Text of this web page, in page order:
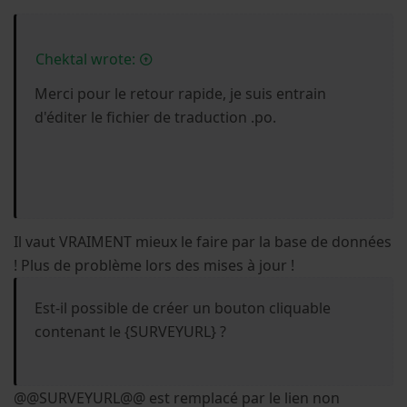
Chektal wrote:
Merci pour le retour rapide, je suis entrain
d'éditer le fichier de traduction .po.
Il vaut VRAIMENT mieux le faire par la base de données
! Plus de problème lors des mises à jour !
Est-il possible de créer un bouton cliquable
contenant le {SURVEYURL} ?
@@SURVEYURL@@ est remplacé par le lien non